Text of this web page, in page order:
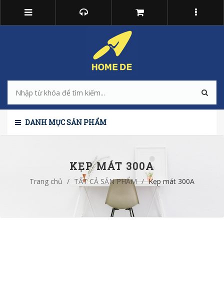
DANH MỤC SẢN PHẨM
KẸP MÁT 300A
Trang chủ / TẤT CẢ SẢN PHẨM / Kẹp mát 300A